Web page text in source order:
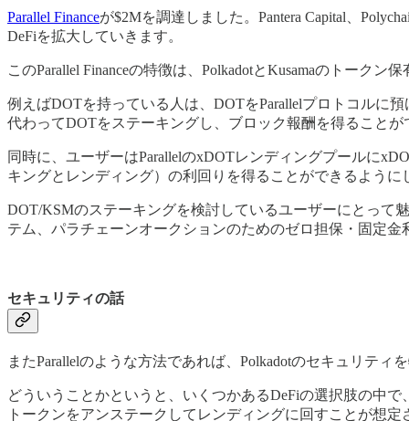
Parallel Financeが$2Mを調達しました。Pantera Capital、
DeFiを拡大していきます。
このParallel Financeの特徴は、PolkadotとKusamaのトーク
例えばDOTを持っている人は、DOTをParallelプロトコルに
代わってDOTをステーキングし、ブロック報酬を得ることが
同時に、ユーザーはParallelのxDOTレンディングプールに
キングとレンディング）の利回りを得ることができるように
DOT/KSMのステーキングを検討しているユーザーにとって
テム、パラチェーンオークションのためのゼロ担保・固定
セキュリティの話
またParallelのような方法であれば、Polkadotのセキュリテ
どういうことかというと、いくつかあるDeFiの選択肢の中
トークンをアンステークしてレンディングに回すことが想定